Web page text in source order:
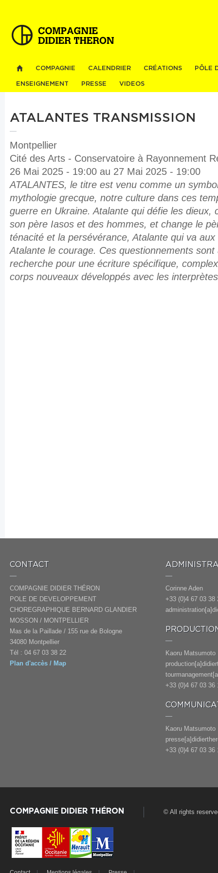
COMPAGNIE CALENDRIER CRÉATIONS PÔLE
ENSEIGNEMENT PRESSE VIDEOS
ATALANTES TRANSMISSION
Montpellier
Cité des Arts - Conservatoire à Rayonnement
26 Mai 2025 - 19:00 au 27 Mai 2025 - 19:00
ATALANTES, le titre est venu comme un
mythologie grecque, notre culture dans ces
guerre en Ukraine. Atalante qui défie les dieux,
son père Iasos et des hommes, et change le
ténacité et la persévérance, Atalante qui va
Atalante le courage. Ces questionnements
recherche pour une écriture spécifique,
corps nouveaux développés avec les
CONTACT
COMPAGNIE DIDIER THÉRON
POLE DE DEVELOPPEMENT
CHOREGRAPHIQUE BERNARD GLANDIER
MOSSON / MONTPELLIER
Mas de la Paillade / 155 rue de Bologne
34080 Montpellier
Tél : 04 67 03 38 22
Plan d'accès / Map
Corinne Aden
+33 (0)4 67 03 38
Kaoru Matsumoto
+33 (0)4 67 03 36
Kaoru Matsumoto
+33 (0)4 67 03 36
COMPAGNIE DIDIER THÉRON © All rights